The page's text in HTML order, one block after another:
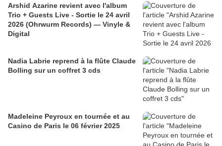
Arshid Azarine revient avec l'album
Trio + Guests Live - Sortie le 24 avril
2026 (Ohrwurm Records) — Vinyle &
Digital
Nadia Labrie reprend à la flûte Claude
Bolling sur un coffret 3 cds
Madeleine Peyroux en tournée et au
Casino de Paris le 06 février 2025